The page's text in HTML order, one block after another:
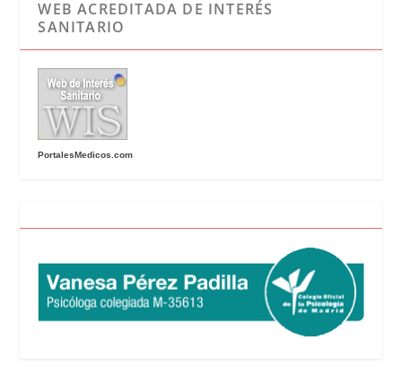
WEB ACREDITADA DE INTERÉS
SANITARIO
PortalesMedicos.com